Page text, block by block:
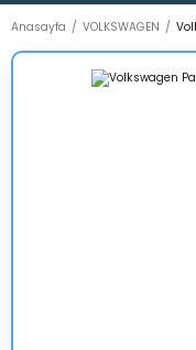
Anasayfa VOLKSWAGEN